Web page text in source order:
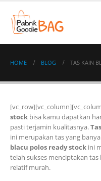
HOME BLOG TAS KAIN
stock bisa kamu dapatkan
pasti terjamin kualitasnya.
ini merupakan tas yang
blacu polos ready stock ini
telah sukses menciptakan
relatif murah.